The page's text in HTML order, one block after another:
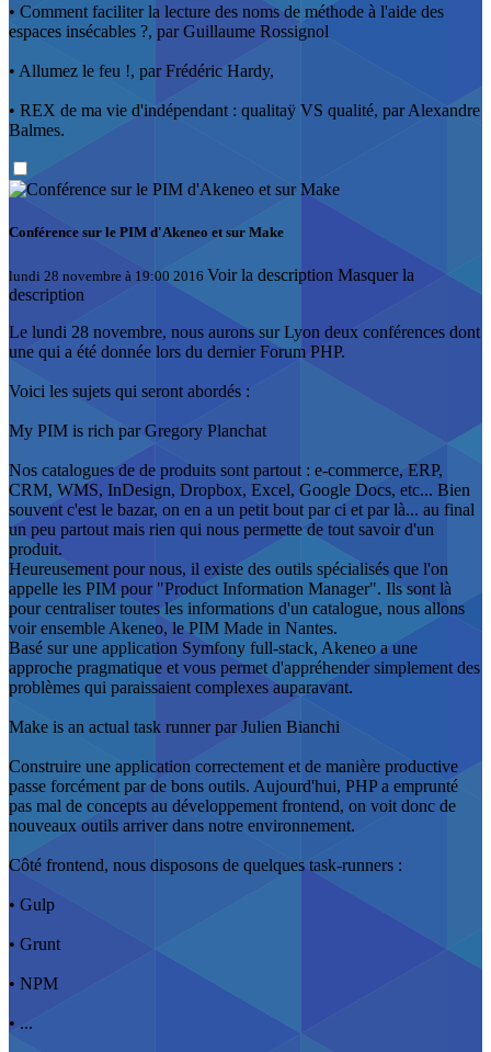
• Comment faciliter la lecture des noms de méthode à l'aide des
espaces insécables ?, par Guillaume Rossignol
• Allumez le feu !, par Frédéric Hardy,
• REX de ma vie d'indépendant : qualitaÿ VS qualité, par Alexandre
Balmes.
Conférence sur le PIM d'Akeneo et sur Make
lundi 28 novembre à 19:00 2016 Voir la description Masquer la
description
Le lundi 28 novembre, nous aurons sur Lyon deux conférences dont
une qui a été donnée lors du dernier Forum PHP.
Voici les sujets qui seront abordés :
My PIM is rich par Gregory Planchat
Nos catalogues de de produits sont partout : e-commerce, ERP,
CRM, WMS, InDesign, Dropbox, Excel, Google Docs, etc... Bien
souvent c'est le bazar, on en a un petit bout par ci et par là... au final
un peu partout mais rien qui nous permette de tout savoir d'un
produit.
Heureusement pour nous, il existe des outils spécialisés que l'on
appelle les PIM pour "Product Information Manager". Ils sont là
pour centraliser toutes les informations d'un catalogue, nous allons
voir ensemble Akeneo, le PIM Made in Nantes.
Basé sur une application Symfony full-stack, Akeneo a une
approche pragmatique et vous permet d'appréhender simplement des
problèmes qui paraissaient complexes auparavant.
Make is an actual task runner par Julien Bianchi
Construire une application correctement et de manière productive
passe forcément par de bons outils. Aujourd'hui, PHP a emprunté
pas mal de concepts au développement frontend, on voit donc de
nouveaux outils arriver dans notre environnement.
Côté frontend, nous disposons de quelques task-runners :
• Gulp
• Grunt
• NPM
• ...